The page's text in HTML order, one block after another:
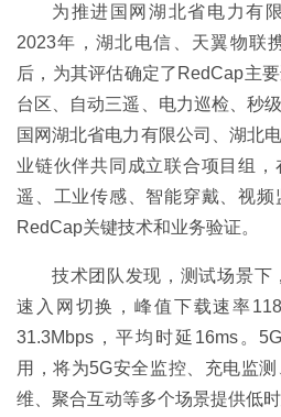
为推进国网湖北省电力有
2023年，湖北电信、天翼物联
后，为其评估确定了RedCap主
台区、自动三遥、电力巡检、秒
国网湖北省电力有限公司、湖北
业链伙伴共同成立联合项目组
遥、工业传感、智能穿戴、视
RedCap关键技术和业务验证。
技术团队发现，测试场景下
速入网切换，峰值下载速率
31.3Mbps，平均时延16ms。
用，将为5G安全监控、充电监
维、聚合互动等多个场景提供低